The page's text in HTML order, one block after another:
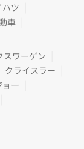
ハツ
車
スワーゲン
クライスラー
ョー